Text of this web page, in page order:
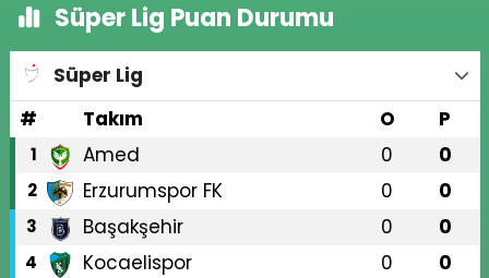
Süper Lig Puan Durumu
Süper Lig
#
Takım O P
1 Amed 0 0
2 Erzurumspor FK 0 0
3 Başakşehir 0 0
4 Kocaelispor 0 0